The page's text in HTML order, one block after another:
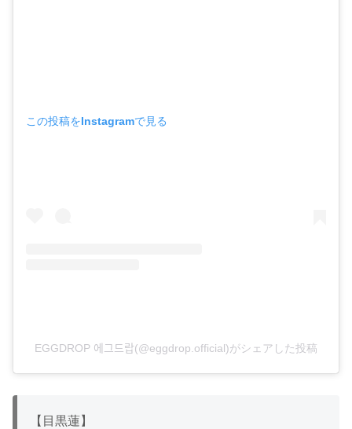
この投稿をInstagramで見る
EGGDROP 에그드랍(@eggdrop.official)がシェアした投稿
【目黒蓮】